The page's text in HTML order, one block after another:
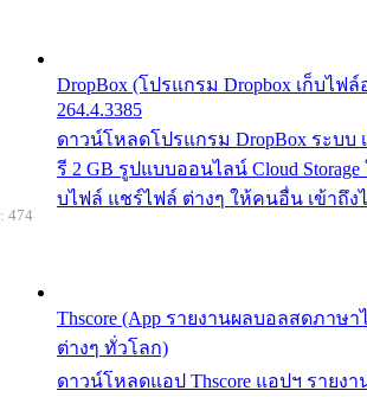
DropBox (โปรแกรม Dropbox เก็บไฟ
264.4.3385
ดาวน์โหลดโปรแกรม DropBox ระบบ
รี 2 GB รูปแบบออนไลน์ Cloud
บไฟล์ แชร์ไฟล์ ต่างๆ ให้คนอื่น เข้าถึง
Thscore (App รายงานผลบอลสดภาษ
ต่างๆ ทั่วโลก)
ดาวน์โหลดแอป Thscore แอปฯ รายง
474